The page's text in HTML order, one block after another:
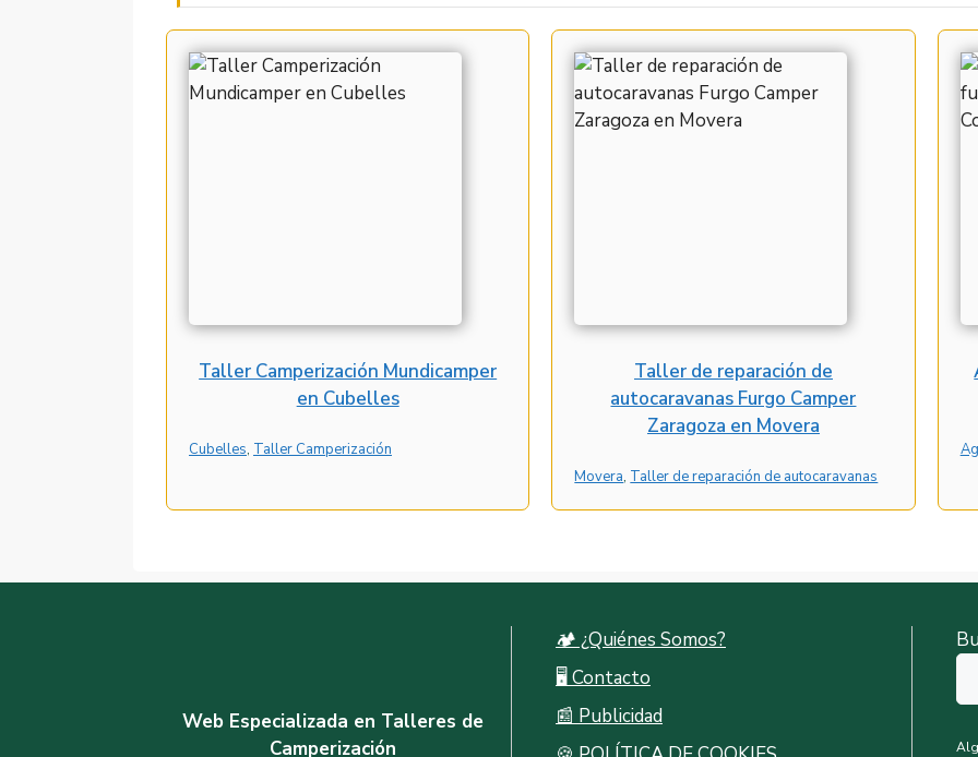
Taller Camperización Mundicamper
en Cubelles
Cubelles, Taller Camperización
Taller de reparación de
autocaravanas Furgo Camper
Zaragoza en Movera
Movera, Taller de reparación de autocaravanas
Web Especializada en Talleres de
Camperización
🏕️ ¿Quiénes Somos?
🖥️ Contacto
📰 Publicidad